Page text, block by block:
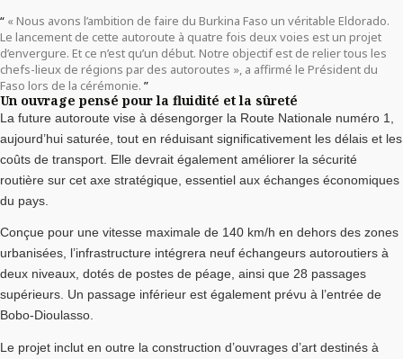
« Nous avons l’ambition de faire du Burkina Faso un véritable Eldorado.
Le lancement de cette autoroute à quatre fois deux voies est un projet
d’envergure. Et ce n’est qu’un début. Notre objectif est de relier tous les
chefs-lieux de régions par des autoroutes », a affirmé le Président du
Faso lors de la cérémonie.
Un ouvrage pensé pour la fluidité et la sûreté
La future autoroute vise à désengorger la Route Nationale numéro 1,
aujourd’hui saturée, tout en réduisant significativement les délais et les
coûts de transport. Elle devrait également améliorer la sécurité
routière sur cet axe stratégique, essentiel aux échanges économiques
du pays.
Conçue pour une vitesse maximale de 140 km/h en dehors des zones
urbanisées, l’infrastructure intégrera neuf échangeurs autoroutiers à
deux niveaux, dotés de postes de péage, ainsi que 28 passages
supérieurs. Un passage inférieur est également prévu à l’entrée de
Bobo-Dioulasso.
Le projet inclut en outre la construction d’ouvrages d’art destinés à